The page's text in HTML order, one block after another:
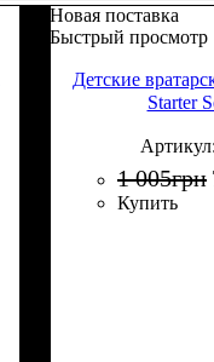
Новая поставка
Быстрый просмотр
Детские
Starter
1 005грн
Купить